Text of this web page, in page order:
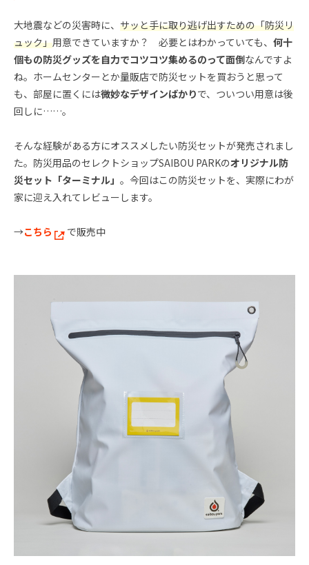
大地震などの災害時に、 サッと手に取り逃げ出すための「防災リ
ュック」用意できていますか？ 必要とはわかっていても、 何十
個もの防災グッズを自力でコツコツ集めるのって面倒なんですよ
ね。ホームセンターとか量販店で防災セットを買おうと思って
も、部屋に置くには微妙なデザインばかりで、ついつい用意は後
回しに……。
そんな経験がある方にオススメしたい防災セットが発売されまし
た。防災用品のセレクトショップSAIBOU PARKのオリジナル防
災セット「ターミナル」 。今回はこの防災セットを、実際にわが
家に迎え入れてレビューします。
→こちら で販売中